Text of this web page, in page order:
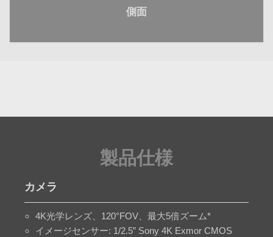
側面
製品仕様
カメラ
4K光学レンズ、120°FOV、最大5倍ズーム*
イメージセンサー: 1/2.5” Sony 4K Exmor CMOS